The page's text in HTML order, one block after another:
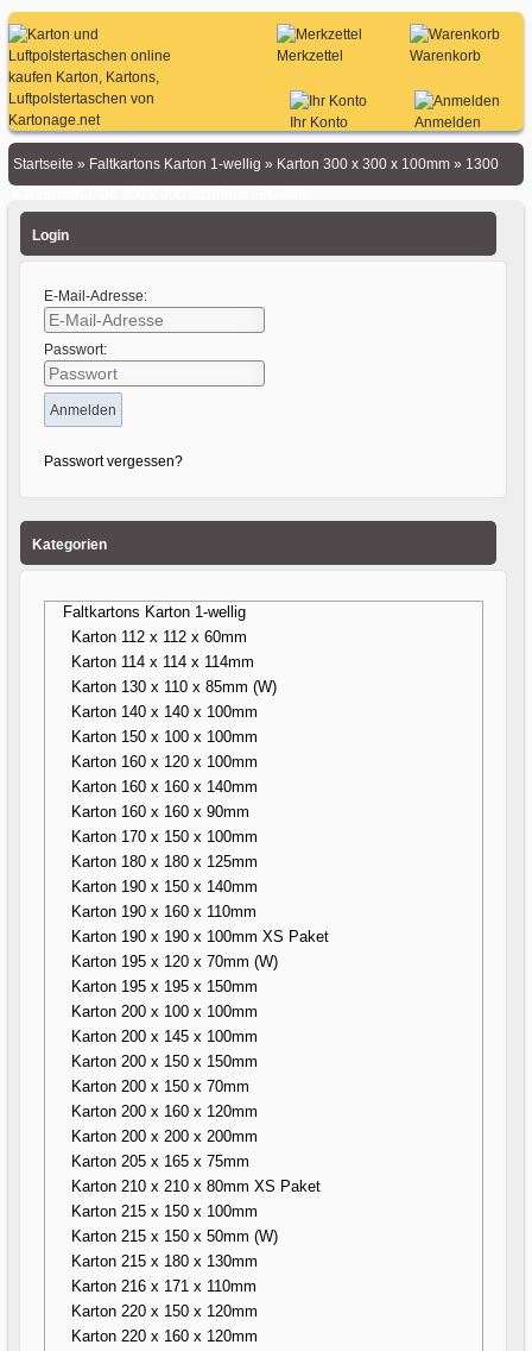
Warenkorb
Merkzettel
Anmelden
Ihr Konto
Startseite » Faltkartons Karton 1-wellig » Karton 300 x 300 x 100mm » 1300
Login
E-Mail-Adresse:
Passwort:
Passwort vergessen?
Kategorien
Faltkartons Karton 1-wellig
Karton 112 x 112 x 60mm
Karton 114 x 114 x 114mm
Karton 130 x 110 x 85mm (W)
Karton 140 x 140 x 100mm
Karton 150 x 100 x 100mm
Karton 160 x 120 x 100mm
Karton 160 x 160 x 140mm
Karton 160 x 160 x 90mm
Karton 170 x 150 x 100mm
Karton 180 x 180 x 125mm
Karton 190 x 150 x 140mm
Karton 190 x 160 x 110mm
Karton 190 x 190 x 100mm XS Paket
Karton 195 x 120 x 70mm (W)
Karton 195 x 195 x 150mm
Karton 200 x 100 x 100mm
Karton 200 x 145 x 100mm
Karton 200 x 150 x 150mm
Karton 200 x 150 x 70mm
Karton 200 x 160 x 120mm
Karton 200 x 200 x 200mm
Karton 205 x 165 x 75mm
Karton 210 x 210 x 80mm XS Paket
Karton 215 x 150 x 100mm
Karton 215 x 150 x 50mm (W)
Karton 215 x 180 x 130mm
Karton 216 x 171 x 110mm
Karton 220 x 150 x 120mm
Karton 220 x 160 x 120mm